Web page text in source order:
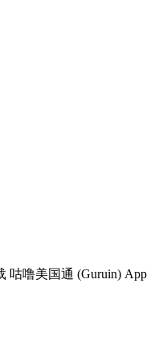
咕噜美国通 (Guruin) App